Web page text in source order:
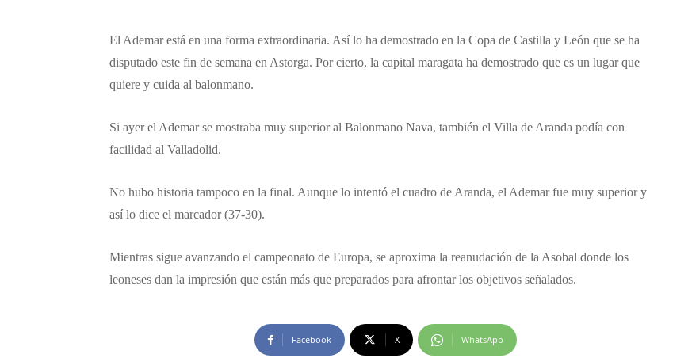
El Ademar está en una forma extraordinaria. Así lo ha demostrado en la Copa de Castilla y León que se ha
disputado este fin de semana en Astorga. Por cierto, la capital maragata ha demostrado que es un lugar que
quiere y cuida al balonmano.
Si ayer el Ademar se mostraba muy superior al Balonmano Nava, también el Villa de Aranda podía con
facilidad al Valladolid.
No hubo historia tampoco en la final. Aunque lo intentó el cuadro de Aranda, el Ademar fue muy superior y
así lo dice el marcador (37-30).
Mientras sigue avanzando el campeonato de Europa, se aproxima la reanudación de la Asobal donde los
leoneses dan la impresión que están más que preparados para afrontar los objetivos señalados.
Facebook X WhatsApp